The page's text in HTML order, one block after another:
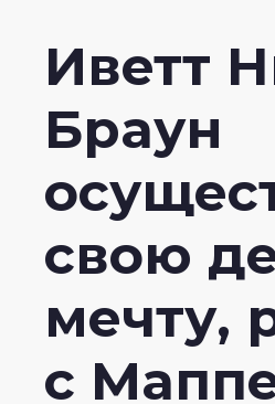
Иветт
Браун
свою
мечту,
с